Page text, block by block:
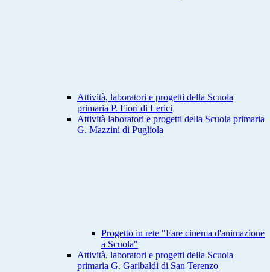
Attività, laboratori e progetti della Scuola
primaria P. Fiori di Lerici
Attività laboratori e progetti della Scuola primaria
G. Mazzini di Pugliola
Progetto in rete "Fare cinema d'animazione
a Scuola"
Attività, laboratori e progetti della Scuola
primaria G. Garibaldi di San Terenzo